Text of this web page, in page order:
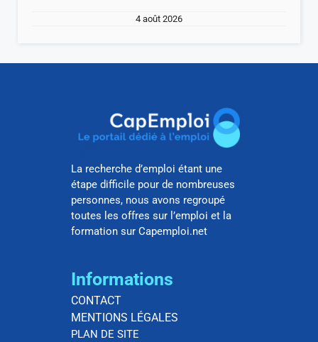
4 août 2026
La recherche d’emploi étant une
étape difficile pour de nombreuses
personnes, nous avons regroupé
toutes les offres sur l’emploi et la
formation sur Capemploi.net
Informations
CONTACT
MENTIONS LÉGALES
PLAN DE SITE